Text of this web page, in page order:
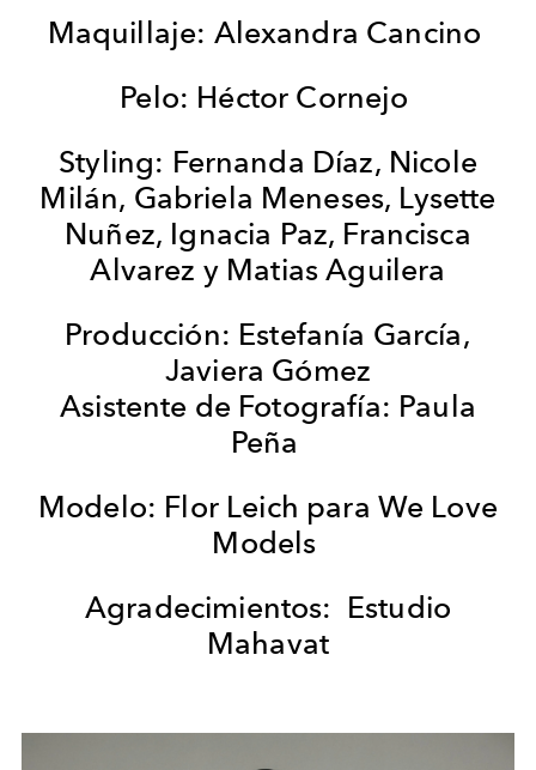
Maquillaje: Alexandra Cancino
Pelo: Héctor Cornejo
Styling: Fernanda Díaz, Nicole
Milán, Gabriela Meneses, Lysette
Nuñez, Ignacia Paz, Francisca
Alvarez y Matias Aguilera
Producción: Estefanía García,
Javiera Gómez
Asistente de Fotografía: Paula
Peña
Modelo: Flor Leich para We Love
Models
Agradecimientos: Estudio
Mahavat